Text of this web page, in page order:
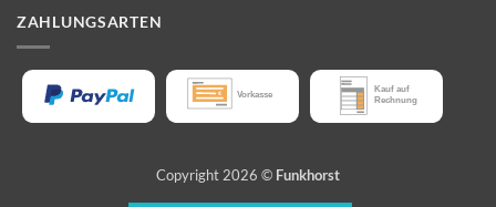
ZAHLUNGSARTEN
Copyright 2026 © Funkhorst